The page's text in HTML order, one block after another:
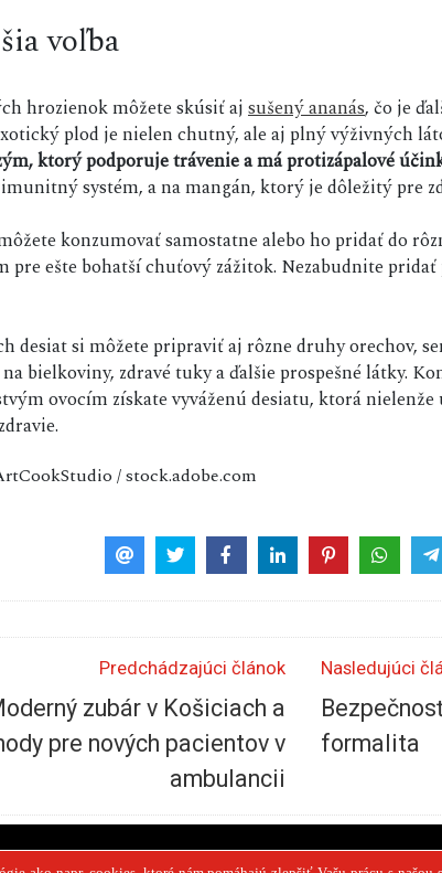
voľba
hrozienok môžete skúsiť ajsušený ananás, čo je
plod je nielen chutný, ale aj plný výživných
ktorý podporuje trávenie a má protizápalové
systém, a na mangán, ktorý je dôležitý pre
konzumovať samostatne alebo ho pridať do
pre ešte bohatší chuťový zážitok. Nezabudnite
desiat si môžete pripraviť aj rôzne druhy orechov,
bielkoviny, zdravé tuky a ďalšie prospešné látky.
ovocím získate vyváženú desiatu, ktorá
/ stock.adobe.com
Predchádzajúci článok
zubár v Košiciach a
pre nových pacientov v
ambulancii
Nasledujúci
formalita